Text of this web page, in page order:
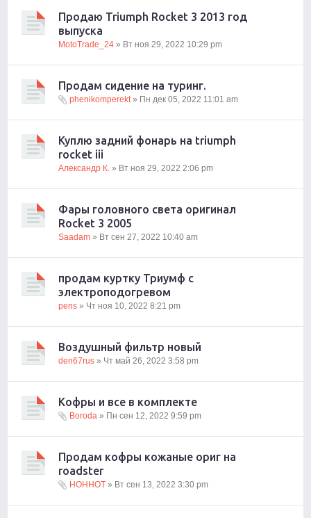
Продаю Triumph Rocket 3 2013 год
выпуска
MotoTrade_24 » Вт ноя 29, 2022 10:29 pm
Продам сидение на туринг.
phenikomperekt» Пн дек 05, 2022 11:01 am
Куплю задний фонарь на triumph
rocket iii
Александр К. » Вт ноя 29, 2022 2:06 pm
Фары головного света оригинал
Rocket 3 2005
Saadam » Вт сен 27, 2022 10:40 am
продам куртку Триумф с
электроподогревом
pens » Чт ноя 10, 2022 8:21 pm
Воздушный фильтр новый
den67rus » Чт май 26, 2022 3:58 pm
Кофры и все в комплекте
Boroda » Пн сен 12, 2022 9:59 pm
Продам кофры кожаные ориг на
roadster
HOHHOT » Вт сен 13, 2022 3:30 pm